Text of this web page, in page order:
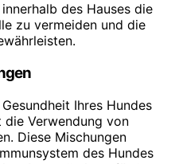
des Hauses die
zu vermeiden und die
Ihres Hundes
Verwendung von
Diese Mischungen
des Hundes